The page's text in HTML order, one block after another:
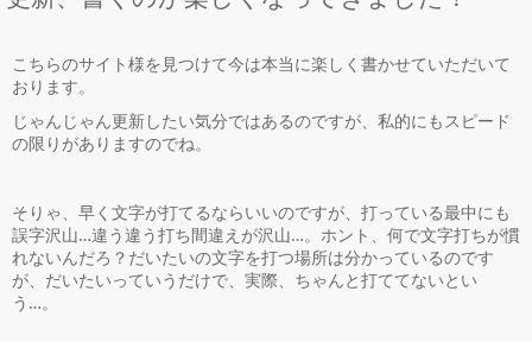
こちらのサイト様を見つけて今は本当に楽しく書かせていただいて
おります。
じゃんじゃん更新したい気分ではあるのですが、私的にもスピード
の限りがありますのでね。
そりゃ、早く文字が打てるならいいのですが、打っている最中にも
誤字沢山…違う違う打ち間違えが沢山…。ホント、何で文字打ちが慣
れないんだろ？だいたいの文字を打つ場所は分かっているのです
が、だいたいっていうだけで、実際、ちゃんと打ててないとい
う…。